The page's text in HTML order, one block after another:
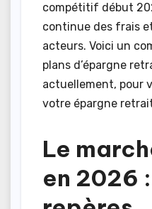
compétitif début
continue des frais
acteurs. Voici un
plans d’épargne
actuellement, pour
votre épargne
Le
en 2026